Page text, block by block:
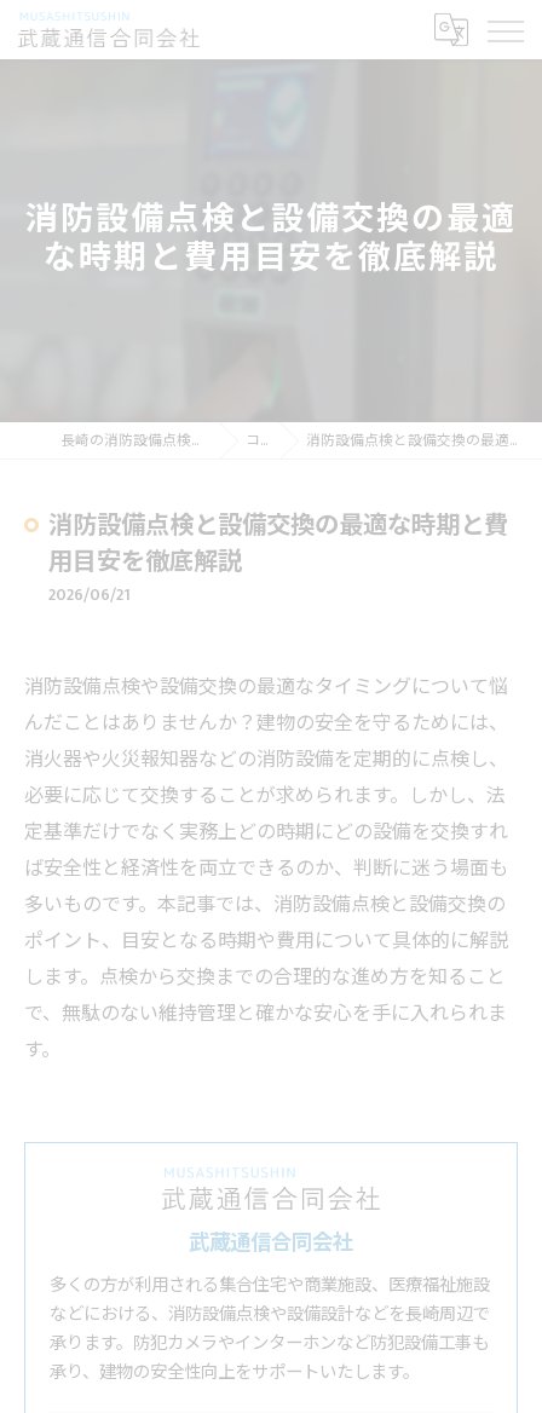
消防設備点検と設備交換の最適
な時期と費用目安を徹底解説
長崎の消防設備点検なら武蔵通信合同会社 コラム 消防設備点検と設備交換の最適な時期と費用目安を徹底解説
消防設備点検と設備交換の最適な時期と費
用目安を徹底解説
2026/06/21
消防設備点検や設備交換の最適なタイミングについて悩
んだことはありませんか？建物の安全を守るためには、
消火器や火災報知器などの消防設備を定期的に点検し、
必要に応じて交換することが求められます。しかし、法
定基準だけでなく実務上どの時期にどの設備を交換すれ
ば安全性と経済性を両立できるのか、判断に迷う場面も
多いものです。本記事では、消防設備点検と設備交換の
ポイント、目安となる時期や費用について具体的に解説
します。点検から交換までの合理的な進め方を知ること
で、無駄のない維持管理と確かな安心を手に入れられま
す。
武蔵通信合同会社
多くの方が利用される集合住宅や商業施設、医療福祉施設
などにおける、消防設備点検や設備設計などを長崎周辺で
承ります。防犯カメラやインターホンなど防犯設備工事も
承り、建物の安全性向上をサポートいたします。